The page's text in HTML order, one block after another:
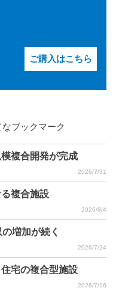
ご購入はこちら
なブックマーク
複合開発が完成
2026/7/31
複合施設
2026/8/4
増加が続く
2026/7/24
宅の複合型施設
2026/7/16